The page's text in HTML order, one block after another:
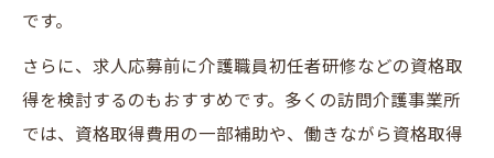
安城市で資格が活かせる訪問介護員の魅力
介護員求人で注目したいスキルアップ制度
資格取得サポートが手厚い職場の見つけ方
です。
さらに、求人応募前に介護職員初任者研修などの資格取
得を検討するのもおすすめです。多くの訪問介護事業所
では、資格取得費用の一部補助や、働きながら資格取得